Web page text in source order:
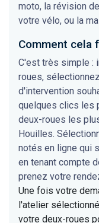
moto, la révision
votre vélo, ou la
Comment cela
C'est très simple :
roues,
d'intervention
quelques clics les
deux-roues les
Houilles.
notés en ligne qui
en tenant compte
prenez votre
Une fois votre
l'atelier
votre deux-roues